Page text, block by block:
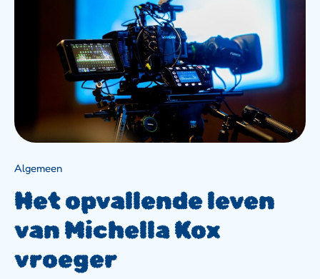
Algemeen
Het opvallende leven
van Michella Kox
vroeger